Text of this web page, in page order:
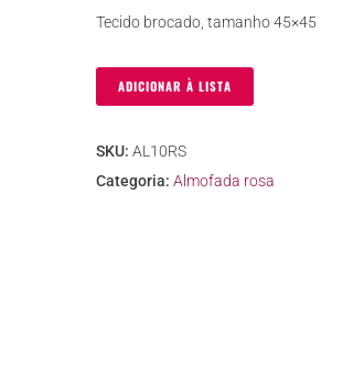
Tecido brocado, tamanho 45×45
ADICIONAR À LISTA
SKU: AL10RS
Categoria: Almofada rosa